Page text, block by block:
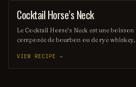
COCKTAIL
Cocktail Horse’s Neck
Le Cocktail Horse’s Neck est une
composée de bourbon ou de rye whiskey,
longue spirale de zeste de citron qui
Ce cocktail allie douceur et épices,
VIEW RECIPE →